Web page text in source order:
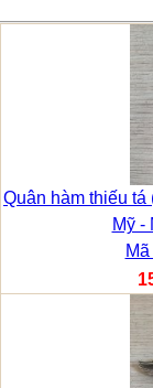
Quân hàm thiếu
Mỹ -